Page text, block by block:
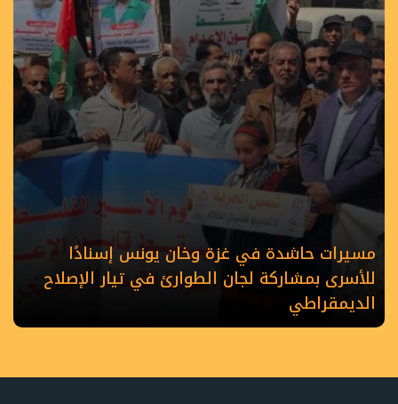
مسيرات حاشدة في غزة وخان يونس إسنادًا
للأسرى بمشاركة لجان الطوارئ في تيار الإصلاح
الديمقراطي